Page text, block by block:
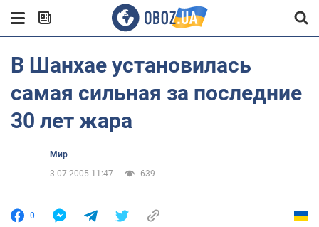
В Шанхае установилась
самая сильная за последние
30 лет жара
Мир
3.07.2005 11:47
639
0